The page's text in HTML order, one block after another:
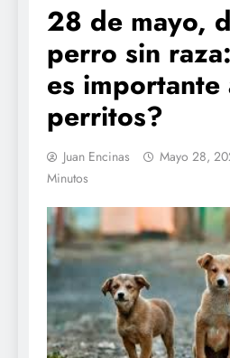
28 de mayo,
perro sin
es
perritos?
Juan Encinas Mayo 28,
Minutos